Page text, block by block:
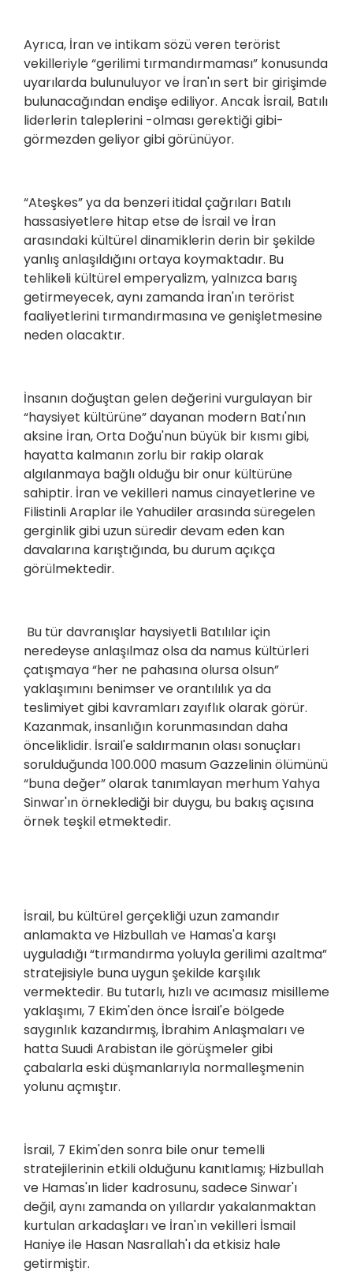
Ayrıca, İran ve intikam sözü veren terörist
vekilleriyle “gerilimi tırmandırmaması” konusunda
uyarılarda bulunuluyor ve İran'ın sert bir girişimde
bulunacağından endişe ediliyor. Ancak İsrail, Batılı
liderlerin taleplerini -olması gerektiği gibi-
görmezden geliyor gibi görünüyor.
“Ateşkes” ya da benzeri itidal çağrıları Batılı
hassasiyetlere hitap etse de İsrail ve İran
arasındaki kültürel dinamiklerin derin bir şekilde
yanlış anlaşıldığını ortaya koymaktadır. Bu
tehlikeli kültürel emperyalizm, yalnızca barış
getirmeyecek, aynı zamanda İran'ın terörist
faaliyetlerini tırmandırmasına ve genişletmesine
neden olacaktır.
İnsanın doğuştan gelen değerini vurgulayan bir
“haysiyet kültürüne” dayanan modern Batı'nın
aksine İran, Orta Doğu'nun büyük bir kısmı gibi,
hayatta kalmanın zorlu bir rakip olarak
algılanmaya bağlı olduğu bir onur kültürüne
sahiptir. İran ve vekilleri namus cinayetlerine ve
Filistinli Araplar ile Yahudiler arasında süregelen
gerginlik gibi uzun süredir devam eden kan
davalarına karıştığında, bu durum açıkça
görülmektedir.
Bu tür davranışlar haysiyetli Batılılar için
neredeyse anlaşılmaz olsa da namus kültürleri
çatışmaya “her ne pahasına olursa olsun”
yaklaşımını benimser ve orantılılık ya da
teslimiyet gibi kavramları zayıflık olarak görür.
Kazanmak, insanlığın korunmasından daha
önceliklidir. İsrail'e saldırmanın olası sonuçları
sorulduğunda 100.000 masum Gazzelinin ölümünü
“buna değer” olarak tanımlayan merhum Yahya
Sinwar'ın örneklediği bir duygu, bu bakış açısına
örnek teşkil etmektedir.
İsrail, bu kültürel gerçekliği uzun zamandır
anlamakta ve Hizbullah ve Hamas'a karşı
uyguladığı “tırmandırma yoluyla gerilimi azaltma”
stratejisiyle buna uygun şekilde karşılık
vermektedir. Bu tutarlı, hızlı ve acımasız misilleme
yaklaşımı, 7 Ekim'den önce İsrail'e bölgede
saygınlık kazandırmış, İbrahim Anlaşmaları ve
hatta Suudi Arabistan ile görüşmeler gibi
çabalarla eski düşmanlarıyla normalleşmenin
yolunu açmıştır.
İsrail, 7 Ekim'den sonra bile onur temelli
stratejilerinin etkili olduğunu kanıtlamış; Hizbullah
ve Hamas'ın lider kadrosunu, sadece Sinwar'ı
değil, aynı zamanda on yıllardır yakalanmaktan
kurtulan arkadaşları ve İran'ın vekilleri İsmail
Haniye ile Hasan Nasrallah'ı da etkisiz hale
getirmiştir.